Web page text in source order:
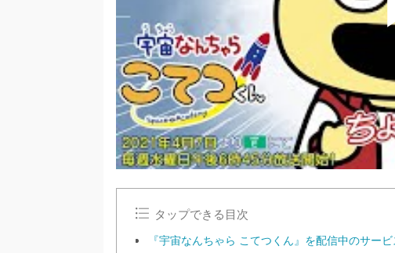
タップできる目次
『宇宙なんちゃら こてつくん』を配信中のサー